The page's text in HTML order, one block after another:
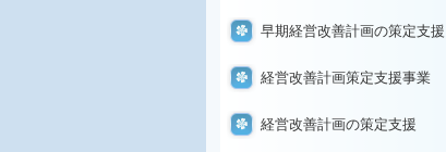
早期経営改善計画の策定支援
経営改善計画策定支援事業
経営改善計画の策定支援